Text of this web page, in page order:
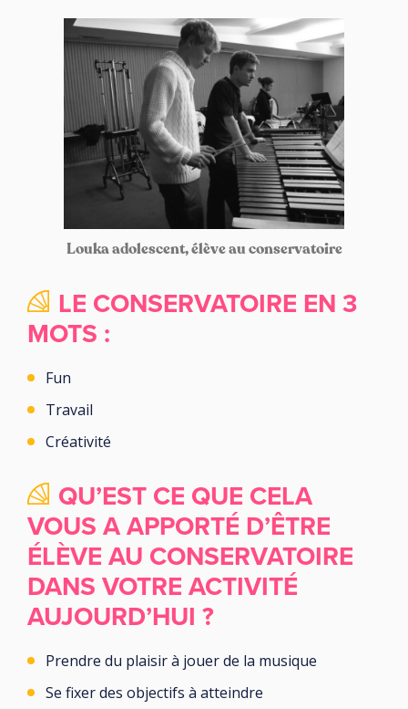
Louka adolescent, élève au conservatoire
LE CONSERVATOIRE EN 3
MOTS :
Fun
Travail
Créativité
QU’EST CE QUE CELA
VOUS A APPORTÉ D’ÊTRE
ÉLÈVE AU CONSERVATOIRE
DANS VOTRE ACTIVITÉ
AUJOURD’HUI ?
Prendre du plaisir à jouer de la musique
Se fixer des objectifs à atteindre